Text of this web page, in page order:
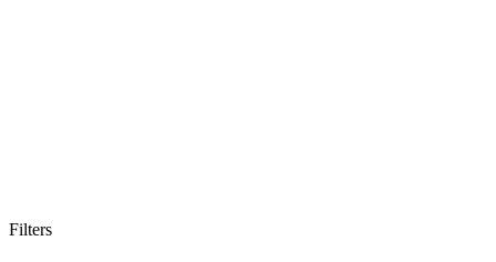
Filters